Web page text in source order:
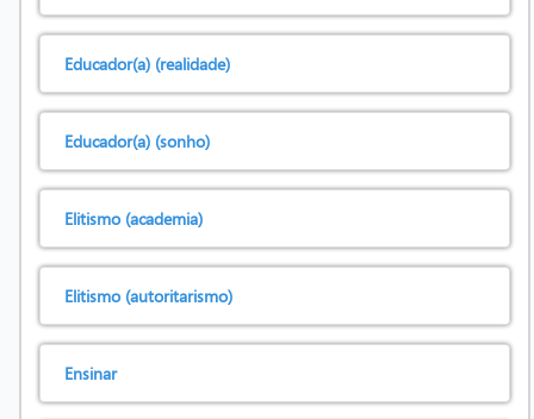
Educador(a) (realidade)
Educador(a) (sonho)
Elitismo (academia)
Elitismo (autoritarismo)
Ensinar